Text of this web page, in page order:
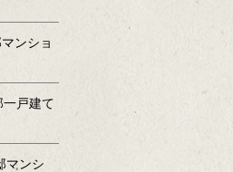
ンショ
戸建て
マンシ